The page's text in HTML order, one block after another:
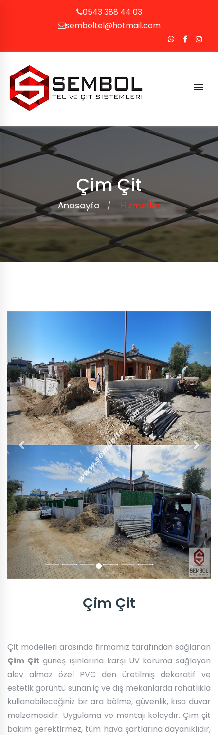
0543 388 44 03
semboltel@hotmail.com
Çim Çit
Anasayfa Hizmetler
Çim Çit
Çit modelleri arasında firmamız tarafından sağlanan
Çim Çit güneş ışınlarına karşı UV koruma sağlayan
alev almaz özel PVC den üretilmiş dekoratif ve
estetik görüntü sunan iç ve dış mekanlarda rahatlıkla
kullanabileceğiniz bir ara bölme, güvenlik, kısa duvar
malzemesidir. Uygulama ve montajı kolaydır. Çim çit
bakım gerektirmez, tüm hava şartlarına dayanıklıdır,